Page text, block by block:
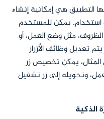
التطبيق هي إمكانية إنشاء
يمكن للمستخدم
مثل وضع العمل، أو
تعديل وظائف الأزرار
المثال، يمكن تخصيص زر
وتحويله إلى زر تشغيل
الذكية